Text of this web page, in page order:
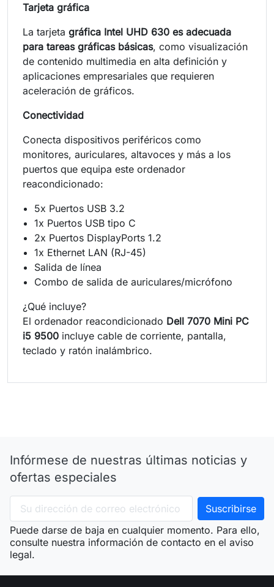
Tarjeta gráfica
La tarjeta gráfica Intel UHD 630 es adecuada
para tareas gráficas básicas, como visualización
de contenido multimedia en alta definición y
aplicaciones empresariales que requieren
aceleración de gráficos.
Conectividad
Conecta dispositivos periféricos como
monitores, auriculares, altavoces y más a los
puertos que equipa este ordenador
reacondicionado:
5x Puertos USB 3.2
1x Puertos USB tipo C
2x Puertos DisplayPorts 1.2
1x Ethernet LAN (RJ-45)
Salida de línea
Combo de salida de auriculares/micrófono
¿Qué incluye?
El ordenador reacondicionado Dell 7070 Mini PC
i5 9500 incluye cable de corriente, pantalla,
teclado y ratón inalámbrico.
Infórmese de nuestras últimas noticias y
ofertas especiales
Puede darse de baja en cualquier momento. Para ello,
consulte nuestra información de contacto en el aviso
legal.